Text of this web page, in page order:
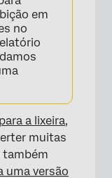
em
no
a lixeira,
muitas
também
uma versão